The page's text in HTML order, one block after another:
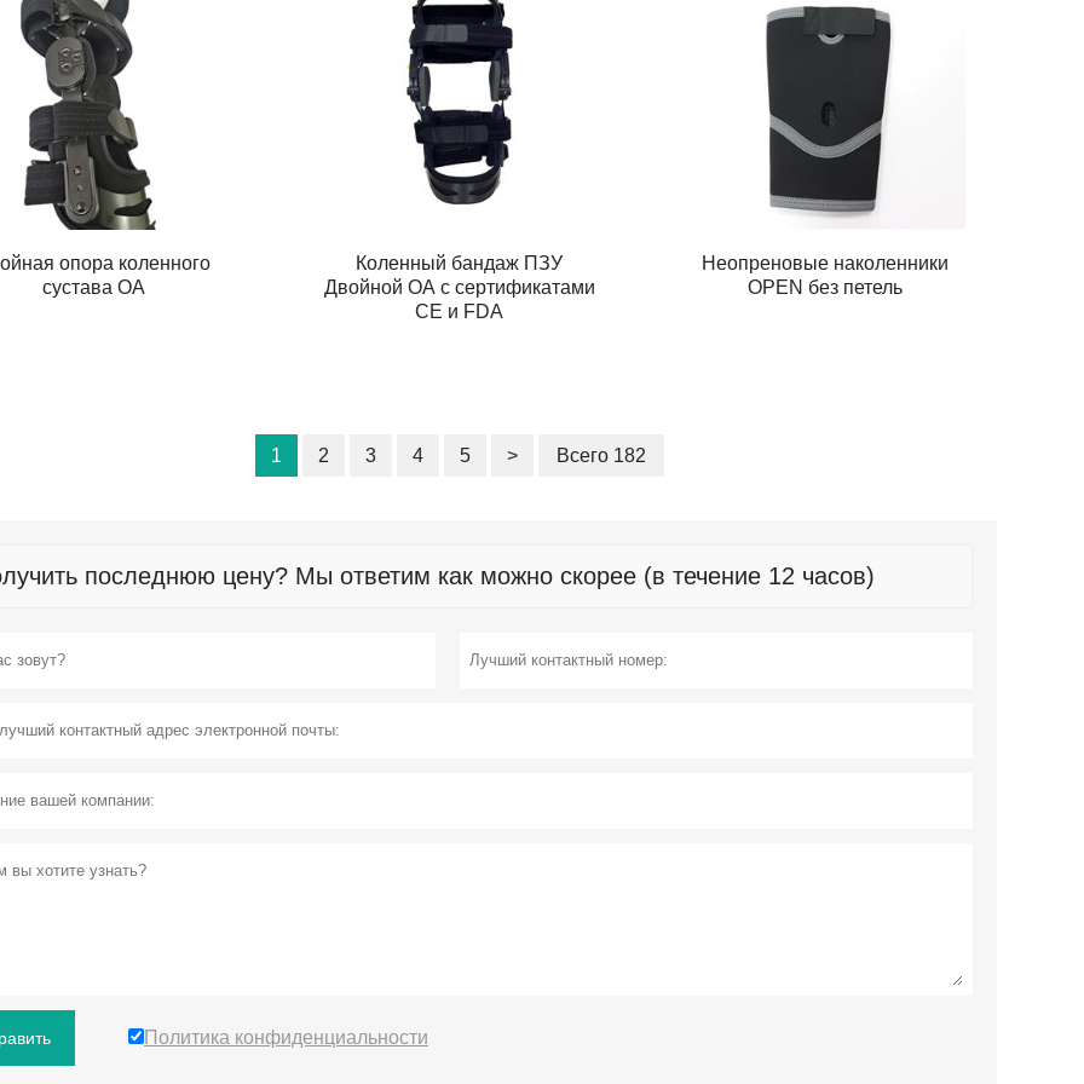
опора коленного
сустава OA
Коленный бандаж ПЗУ
Двойной ОА с сертификатами
CE и FDA
Неопреновые наколенники
OPEN без петель
1 2 3 4 5 > Всего 182
последнюю цену? Мы ответим как можно скорее (в течение 12 часов)
Политика конфиденциальности